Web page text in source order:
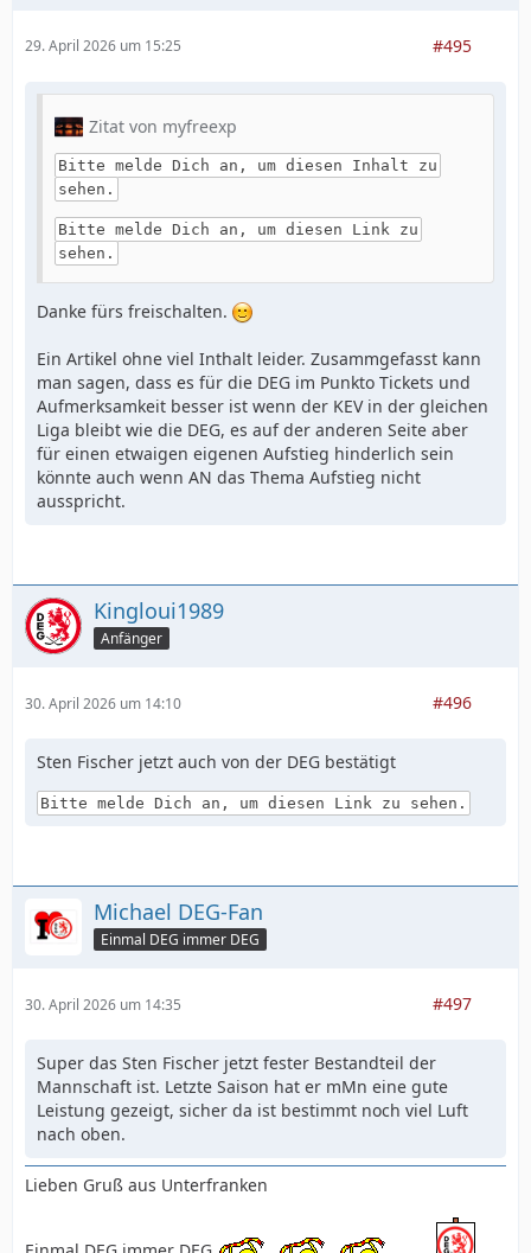
29. April 2026 um 15:25 #495
Zitat von myfreexp
Bitte melde Dich an, um diesen Inhalt zu
sehen.
Bitte melde Dich an, um diesen Link zu
sehen.
Danke fürs freischalten.
Ein Artikel ohne viel Inthalt leider. Zusammgefasst kann
man sagen, dass es für die DEG im Punkto Tickets und
Aufmerksamkeit besser ist wenn der KEV in der gleichen
Liga bleibt wie die DEG, es auf der anderen Seite aber
für einen etwaigen eigenen Aufstieg hinderlich sein
könnte auch wenn AN das Thema Aufstieg nicht
ausspricht.
Kingloui1989
Anfänger
30. April 2026 um 14:10 #496
Sten Fischer jetzt auch von der DEG bestätigt
Bitte melde Dich an, um diesen Link zu sehen.
Michael DEG-Fan
Einmal DEG immer DEG
30. April 2026 um 14:35 #497
Super das Sten Fischer jetzt fester Bestandteil der
Mannschaft ist. Letzte Saison hat er mMn eine gute
Leistung gezeigt, sicher da ist bestimmt noch viel Luft
nach oben.
Lieben Gruß aus Unterfranken